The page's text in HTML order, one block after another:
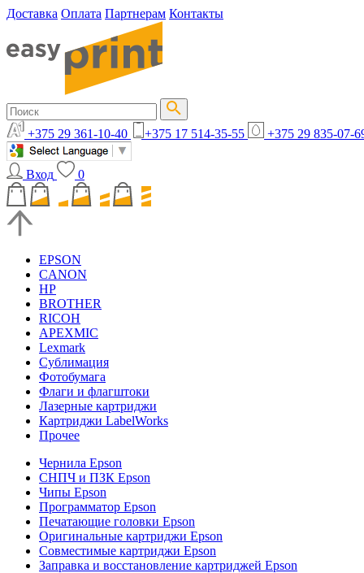
Доставка Оплата Партнерам Контакты
+375 29 361-10-40 +375 17 514-35-55 +375 29 835-07-
Вход 0
EPSON
CANON
HP
BROTHER
RICOH
APEXMIC
Lexmark
Сублимация
Фотобумага
Флаги и флагштоки
Лазерные картриджи
Картриджи LabelWorks
Прочее
Чернила Epson
СНПЧ и ПЗК Epson
Чипы Epson
Программатор Epson
Печатающие головки Epson
Оригинальные картриджи Epson
Совместимые картриджи Epson
Заправка и восстановление картриджей Epson